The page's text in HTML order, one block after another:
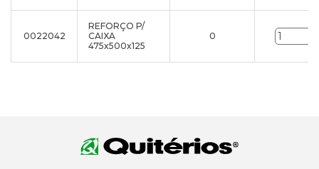
0022042
REFORÇO P/
CAIXA
475x500x125
0